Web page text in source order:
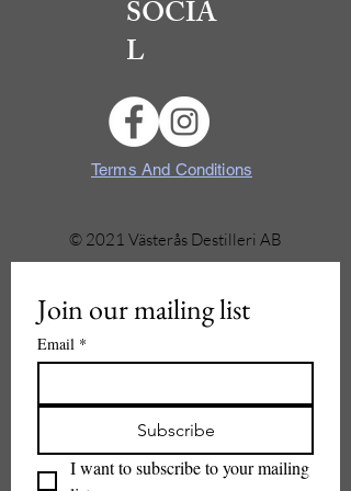
SOCIA
L
Terms And Conditions
© 2021 Västerås Destilleri AB
Join our mailing list
Email *
Subscribe
I want to subscribe to your mailing